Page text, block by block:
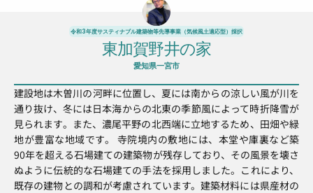
令和3年度サスティナブル建築物等先導事業（気候風土適応型）採択
東加賀野井の家
愛知県一宮市
建設地は木曽川の河畔に位置し、夏には南からの涼しい風が川を
通り抜け、冬には日本海からの北東の季節風によって時折降雪が
見られます。また、濃尾平野の北西端に立地するため、田畑や緑
地が豊富な地域です。 寺院境内の敷地には、本堂や庫裏など築
90年を超える石場建ての建築物が残存しており、その風景を壊さ
ぬように伝統的な石場建ての手法を採用しました。これにより、
既存の建物との調和が考慮されています。建築材料には県産材の